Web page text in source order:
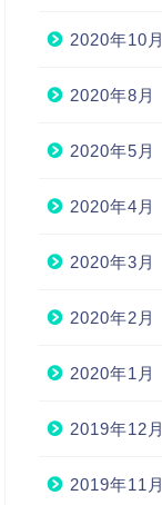
2020年10月
2020年8月
2020年5月
2020年4月
2020年3月
2020年2月
2020年1月
2019年12月
2019年11月